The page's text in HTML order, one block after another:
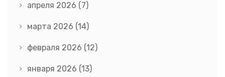
апреля 2026 (7)
марта 2026 (14)
февраля 2026 (12)
января 2026 (13)